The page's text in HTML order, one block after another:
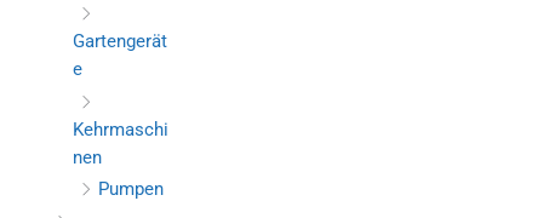
Gartengerät
e
Kehrmaschi
nen
Pumpen